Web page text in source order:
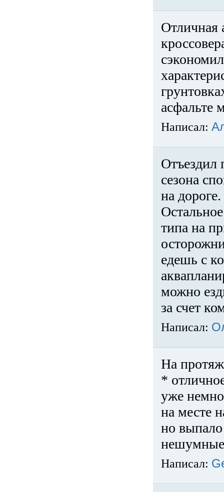
Отличная
асфальте
Написал:
Отъездил
сезона
на
типа на
едешь с
можно
за счет
Написал:
На
*
уже
на месте
но
нешумные
Написал: